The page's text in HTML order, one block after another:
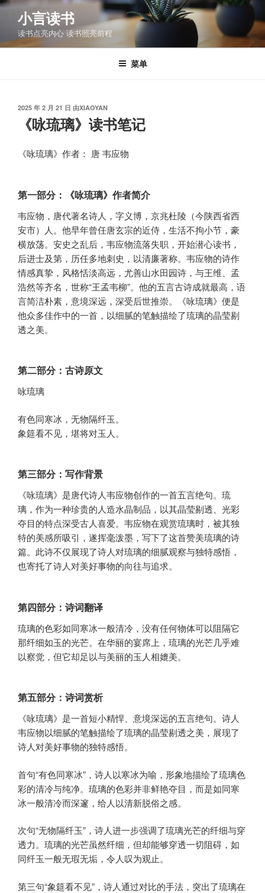
跳
容
小言读书
读书点亮内心 读书照亮前程
菜单
发
2025 年 2 月 21 日 由XIAOYAN
《咏琉璃》读书笔记
《咏琉璃》作者： 唐 韦应物
第一部分：《咏琉璃》作者简介
韦应物，唐代著名诗人，字义博，京兆杜陵（今陕西省西
安市）人。他早年曾任唐玄宗的近侍，生活不拘小节，豪
横放荡。安史之乱后，韦应物流落失职，开始潜心读书，
后进士及第，历任多地刺史，以清廉著称。韦应物的诗作
情感真挚，风格恬淡高远，尤善山水田园诗，与王维、孟
浩然等齐名，世称“王孟韦柳”。他的五言古诗成就最高，语
言简洁朴素，意境深远，深受后世推崇。《咏琉璃》便是
他众多佳作中的一首，以细腻的笔触描绘了琉璃的晶莹剔
透之美。
第二部分：古诗原文
咏琉璃
有色同寒冰，无物隔纤玉。
象筵看不见，堪将对玉人。
第三部分：写作背景
《咏琉璃》是唐代诗人韦应物创作的一首五言绝句。琉
璃，作为一种珍贵的人造水晶制品，以其晶莹剔透、光彩
夺目的特点深受古人喜爱。韦应物在观赏琉璃时，被其独
特的美感所吸引，遂挥毫泼墨，写下了这首赞美琉璃的诗
篇。此诗不仅展现了诗人对琉璃的细腻观察与独特感悟，
也寄托了诗人对美好事物的向往与追求。
第四部分：诗词翻译
琉璃的色彩如同寒冰一般清冷，没有任何物体可以阻隔它
那纤细如玉的光芒。在华丽的宴席上，琉璃的光芒几乎难
以察觉，但它却足以与美丽的玉人相媲美。
第五部分：诗词赏析
《咏琉璃》是一首短小精悍、意境深远的五言绝句。诗人
韦应物以细腻的笔触描绘了琉璃的晶莹剔透之美，展现了
诗人对美好事物的独特感悟。
首句“有色同寒冰”，诗人以寒冰为喻，形象地描绘了琉璃色
彩的清冷与纯净。琉璃的色彩并非鲜艳夺目，而是如同寒
冰一般清冷而深邃，给人以清新脱俗之感。
次句“无物隔纤玉”，诗人进一步强调了琉璃光芒的纤细与穿
透力。琉璃的光芒虽然纤细，但却能够穿透一切阻碍，如
同纤玉一般无瑕无垢，令人叹为观止。
第三句“象筵看不见”，诗人通过对比的手法，突出了琉璃在